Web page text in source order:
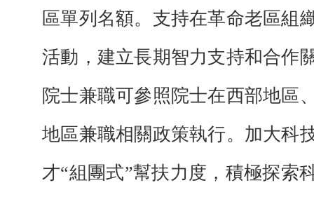
區單列名額。支持在革命老區組
活動，建立長期智力支持和合作
院士兼職可參照院士在西部地區
地區兼職相關政策執行。加大科
才“組團式”幫扶力度，積極探索